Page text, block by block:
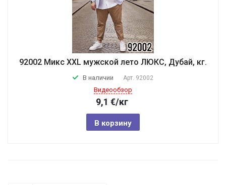
92002 Микс XXL мужской лето ЛЮКС, Дубай, кг.
В наличии Арт. 92002
Видеообзор
9,1 €/кг
В корзину